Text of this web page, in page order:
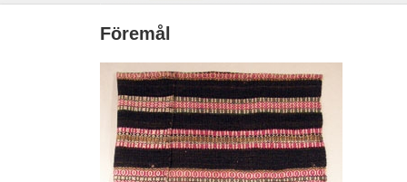
Föremål